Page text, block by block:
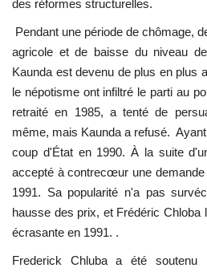
des réformes structurelles.
Pendant une période de chômage,
agricole et de baisse du niveau
Kaunda est devenu de plus en plus
le népotisme ont infiltré le parti au
retraité en 1985, a tenté de
même, mais Kaunda a refusé.
coup d'État en 1990. À la suite
accepté à contrecœur une
1991. Sa popularité n'a pas
hausse des prix, et Frédéric
écrasante en 1991. .
Frederick Chluba a été soutenu